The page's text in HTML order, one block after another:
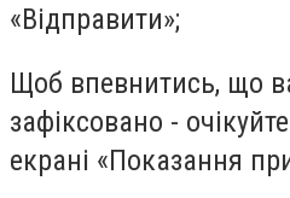
«Відправити»;
Щоб впевнитись, що
зафіксовано -
екрані «Показання